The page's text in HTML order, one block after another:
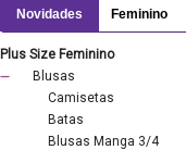
Novidades Feminino
Plus Size Feminino
Blusas
Camisetas
Batas
Blusas Manga 3/4